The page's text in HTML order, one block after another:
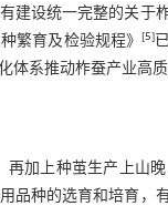
建设统一完整的关于
繁育及检验规程》
[5]
系推动柞蚕产业高质
加上种茧生产上山
品种的选育和培育，